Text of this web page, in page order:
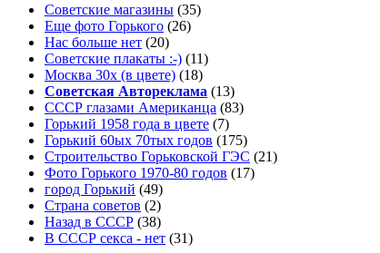
Советские магазины (35)
Еще фото Горького (26)
Нас больше нет (20)
Советские плакаты :-) (11)
Москва 30x (в цвете) (18)
Советская Автореклама (13)
СССР глазами Американца (83)
Горький 1958 года в цвете (7)
Горький 60ых 70тых годов (175)
Строительство Горьковской ГЭС (21)
Фото Горького 1970-80 годов (17)
город Горький (49)
Страна советов (2)
Назад в СССР (38)
В СССР секса - нет (31)